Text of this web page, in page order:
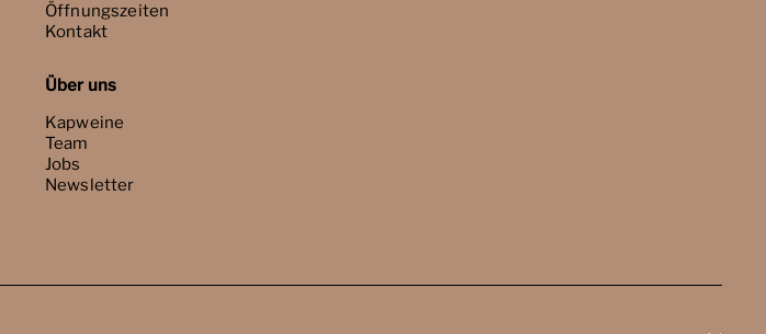
Öffnungszeiten
Kontakt
Über uns
Kapweine
Team
Jobs
Newsletter